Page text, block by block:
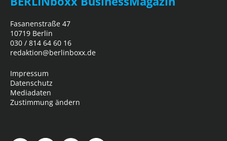
Fasanenstraße 47
10719 Berlin
030 / 814 64 60 16
redaktion@berlinboxx.de
Impressum
Datenschutz
Mediadaten
Zustimmung ändern